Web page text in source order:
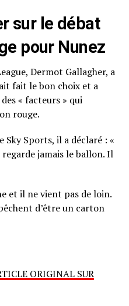
sur le débat
pour Nunez
Dermot Gallagher, a
fait le bon choix et a
« facteurs » qui
rouge.
Sky Sports, il a déclaré : «
jamais le ballon. Il
et il ne vient pas de loin.
d’être un carton
ORIGINAL SUR